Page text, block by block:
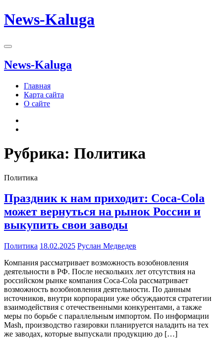
News-Kaluga
News-Kaluga
Главная
Карта сайта
О сайте
Рубрика: Политика
Политика
Праздник к нам приходит: Coca-Cola
может вернуться на рынок России и
выкупить свои заводы
Политика 18.02.2025 Руслан Медведев
Компания рассматривает возможность возобновления
деятельности в РФ. После нескольких лет отсутствия на
российском рынке компания Coca-Cola рассматривает
возможность возобновления деятельности. По данным
источников, внутри корпорации уже обсуждаются стратегии
взаимодействия с отечественными конкурентами, а также
меры по борьбе с параллельным импортом. По информации
Mash, производство газировки планируется наладить на тех
же заводах, которые выпускали продукцию до […]